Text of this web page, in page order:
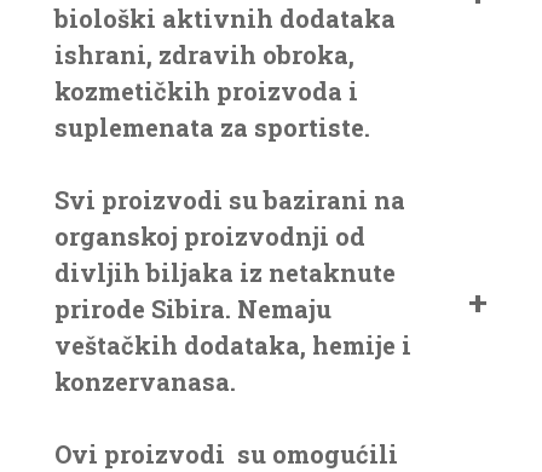
biološki aktivnih dodataka
ishrani, zdravih obroka,
kozmetičkih proizvoda i
suplemenata za sportiste.
Svi proizvodi su bazirani na
organskoj proizvodnji od
divljih biljaka iz netaknute
prirode Sibira. Nemaju
veštačkih dodataka, hemije i
konzervanasa.
Ovi proizvodi su omogućili